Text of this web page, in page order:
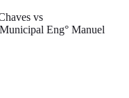
vs
Eng° Manuel